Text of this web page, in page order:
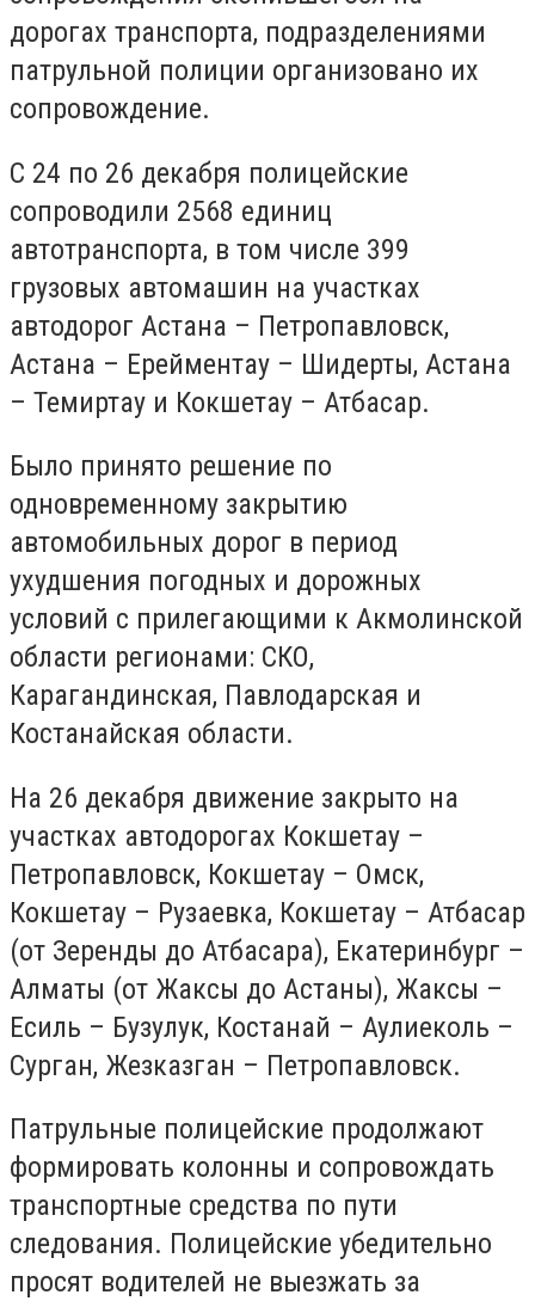
дорогах транспорта, подразделениями
патрульной полиции организовано их
сопровождение.
С 24 по 26 декабря полицейские
сопроводили 2568 единиц
автотранспорта, в том числе 399
грузовых автомашин на участках
автодорог Астана – Петропавловск,
Астана – Ерейментау – Шидерты, Астана
– Темиртау и Кокшетау – Атбасар.
Было принято решение по
одновременному закрытию
автомобильных дорог в период
ухудшения погодных и дорожных
условий с прилегающими к Акмолинской
области регионами: СКО,
Карагандинская, Павлодарская и
Костанайская области.
На 26 декабря движение закрыто на
участках автодорогах Кокшетау –
Петропавловск, Кокшетау – Омск,
Кокшетау – Рузаевка, Кокшетау – Атбасар
(от Зеренды до Атбасара), Екатеринбург –
Алматы (от Жаксы до Астаны), Жаксы –
Есиль – Бузулук, Костанай – Аулиеколь –
Сурган, Жезказган – Петропавловск.
Патрульные полицейские продолжают
формировать колонны и сопровождать
транспортные средства по пути
следования. Полицейские убедительно
просят водителей не выезжать за